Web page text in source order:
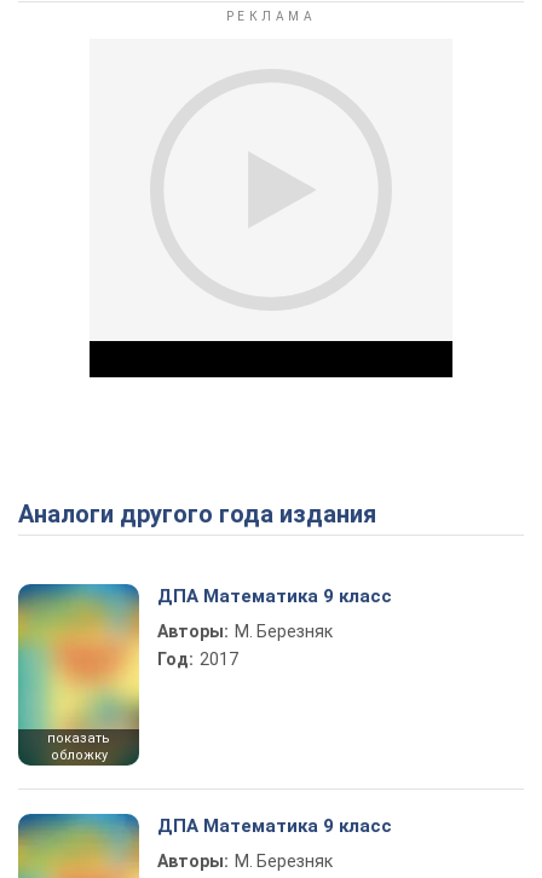
Play Video
Аналоги другого года издания
показать
обложку
ДПА Математика 9 класс
Авторы: М. Березняк
Год: 2017
ДПА Математика 9 класс
Авторы: М. Березняк